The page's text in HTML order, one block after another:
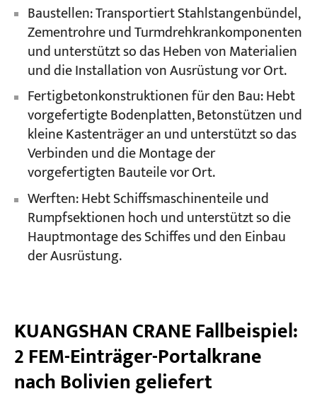
Baustellen: Transportiert Stahlstangenbündel,
Zementrohre und Turmdrehkrankomponenten
und unterstützt so das Heben von Materialien
und die Installation von Ausrüstung vor Ort.
Fertigbetonkonstruktionen für den Bau: Hebt
vorgefertigte Bodenplatten, Betonstützen und
kleine Kastenträger an und unterstützt so das
Verbinden und die Montage der
vorgefertigten Bauteile vor Ort.
Werften: Hebt Schiffsmaschinenteile und
Rumpfsektionen hoch und unterstützt so die
Hauptmontage des Schiffes und den Einbau
der Ausrüstung.
KUANGSHAN CRANE Fallbeispiel:
2 FEM-Einträger-Portalkrane
nach Bolivien geliefert